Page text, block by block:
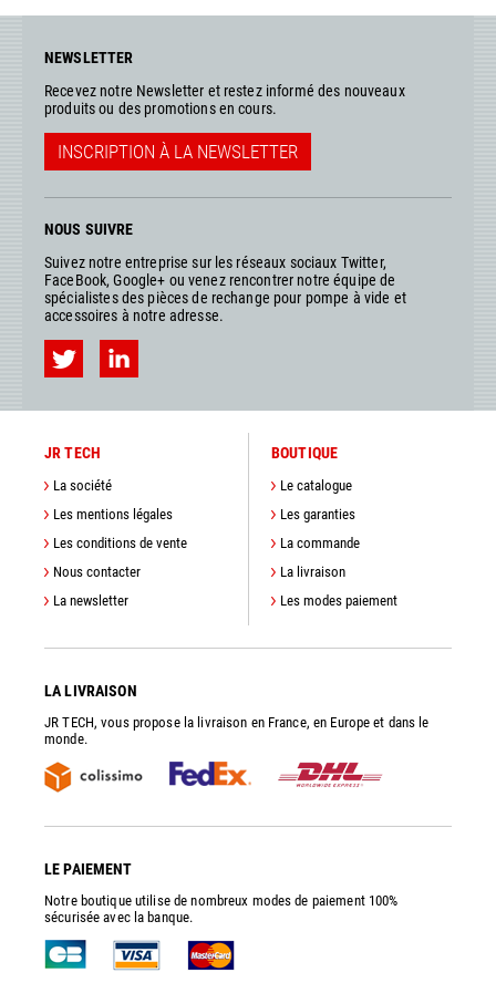
NEWSLETTER
Recevez notre Newsletter et restez informé des nouveaux
produits ou des promotions en cours.
INSCRIPTION À LA NEWSLETTER
NOUS SUIVRE
Suivez notre entreprise sur les réseaux sociaux Twitter,
FaceBook, Google+ ou venez rencontrer notre équipe de
spécialistes des pièces de rechange pour pompe à vide et
accessoires à notre adresse.
JR TECH
La société
Les mentions légales
Les conditions de vente
Nous contacter
La newsletter
BOUTIQUE
Le catalogue
Les garanties
La commande
La livraison
Les modes paiement
LA LIVRAISON
JR TECH, vous propose la livraison en France, en Europe et dans le
monde.
LE PAIEMENT
Notre boutique utilise de nombreux modes de paiement 100%
sécurisée avec la banque.